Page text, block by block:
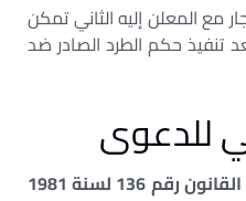
مع المعلن إليه الثاني تمكن
تنفيذ حكم الطرد الصادر ضد
للدعوى
الفقرة (ب) من المادة 18 من القانون رقم 136 لسنة 1981